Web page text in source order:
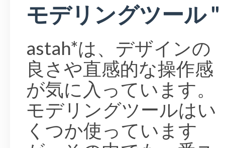
モデリングツール "
astah*は、デザインの
良さや直感的な操作感
が気に入っています。
モデリングツールはい
くつか使っています